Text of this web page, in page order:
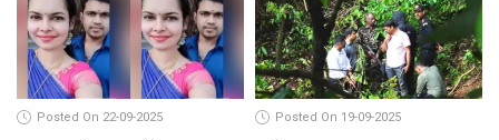
Posted On 22-09-2025 Posted On 19-09-2025